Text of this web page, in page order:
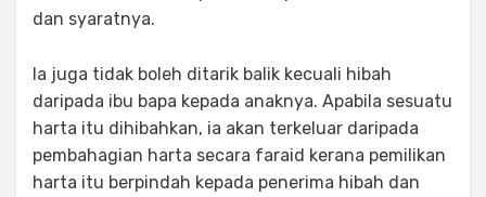
dan syaratnya.
Ia juga tidak boleh ditarik balik kecuali hibah
daripada ibu bapa kepada anaknya. Apabila sesuatu
harta itu dihibahkan, ia akan terkeluar daripada
pembahagian harta secara faraid kerana pemilikan
harta itu berpindah kepada penerima hibah dan